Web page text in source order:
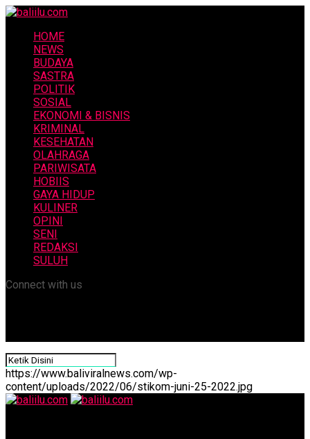
HOME
NEWS
BUDAYA
SASTRA
POLITIK
SOSIAL
EKONOMI & BISNIS
KRIMINAL
KESEHATAN
OLAHRAGA
PARIWISATA
HOBIIS
GAYA HIDUP
KULINER
OPINI
SENI
REDAKSI
SULUH
Connect with us
https://www.baliviralnews.com/wp-
content/uploads/2022/06/stikom-juni-25-2022.jpg